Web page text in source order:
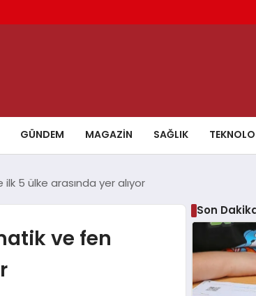
GÜNDEM MAGAZIN SAĞLIK
5 ülke arasında yer alıyor
ve fen
Son